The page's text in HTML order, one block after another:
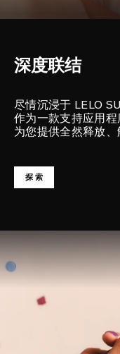
深度联结
尽情沉浸于 LELO
作为一款支持应用
为您提供全然释放、
探索